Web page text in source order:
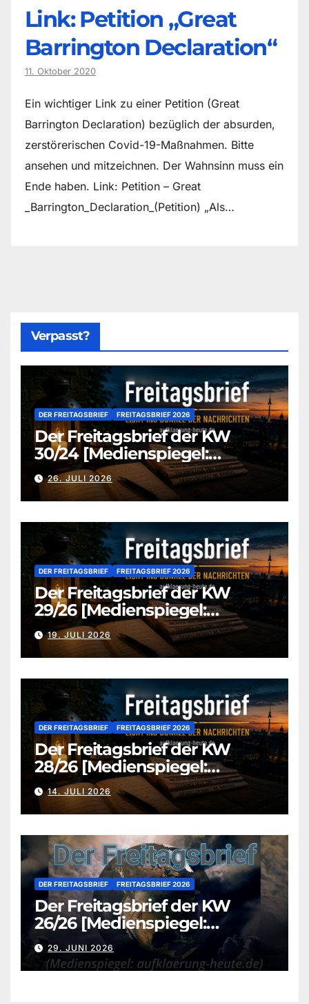
Link: Petition „Great
Barrington Declaration“
11. Oktober 2020
Ein wichtiger Link zu einer Petition (Great
Barrington Declaration) bezüglich der absurden,
zerstörerischen Covid-19-Maßnahmen. Bitte
ansehen und mitzeichnen. Der Wahnsinn muss ein
Ende haben. Link: Petition – Great
_Barrington_Declaration_(Petition) „Als…
Verpasst?
DER FREITAGSBRIEF FREITAGSBRIEF 2026
Der Freitagsbrief der KW
30/24 [Medienspiegel:
aufklaerung-heute-de]
26. JULI 2026
DER FREITAGSBRIEF FREITAGSBRIEF 2026
Der Freitagsbrief der KW
29/26 [Medienspiegel:
aufklaerung-heute.de]
19. JULI 2026
DER FREITAGSBRIEF FREITAGSBRIEF 2026
Der Freitagsbrief der KW
28/26 [Medienspiegel:
aufklaerung-heute.de]
14. JULI 2026
DER FREITAGSBRIEF FREITAGSBRIEF 2026
Der Freitagsbrief der KW
26/26 [Medienspiegel:
aufklaerung-heute.de]
29. JUNI 2026